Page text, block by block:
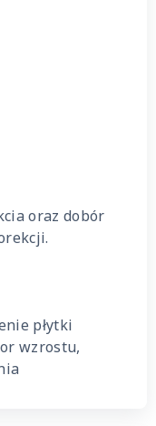
oraz dobór
płytki
wzrostu,